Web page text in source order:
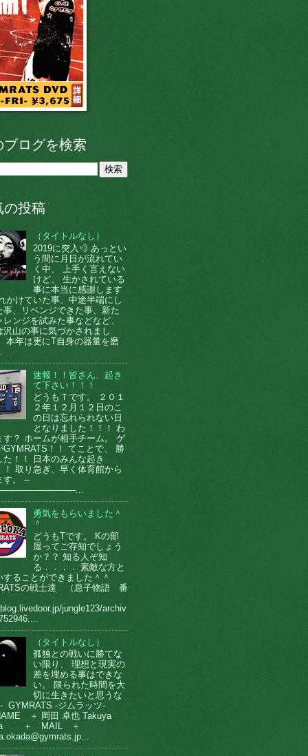
ブログを検索
の投稿
（タイトルなし）
2019に突入💨 あっとい
う間に月日が流れてい
く中、 上手く言えない
けど、 生かされている
事に本当に感謝します
かけていた事、中途半端にし
事、リベンジできた事、新た
レンジを試みた事などなど、
沢山の事に気づかされまし
本年は更にT自身の器量を磨
速報！！皆さん、起き
て下さい！！！
どうもＴです。 ２０１
２年１２月１２日のこ
の日は忘れられない日
となりました！！！ わ
す？ ホームが相手チーム。 ゲ
GYMRATS！！ てことで、 勝
た！！ 日本のみんな起き
！ 取り急ぎ、早く体育館から
す。 --
勇気をもらいました＾
＾
どうもTです。 Kの部
屋ってご存知でしょう
か？？ 知る人ぞ知
る．．．． 素敵な方と
することができました＾＾
の戦士達 （息子物語 番
jungle123/archiv
（タイトルなし）
孤独との戦いに勝てな
い限り、 理想と現実の
差を埋める事はできな
い。 限られた時間を大
切に生きたいと思うな
GYMRATS -ジムラッツ-
＋ 岡田 卓也 Takuya
＋ MAIL ＋